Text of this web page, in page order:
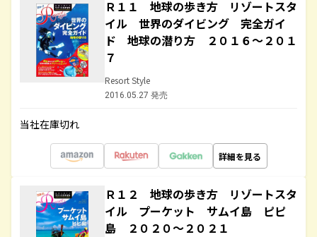
Ｒ１１ 地球の歩き方 リゾートスタ
イル 世界のダイビング 完全ガイ
ド 地球の潜り方 ２０１６～２０１
７
Resort Style
2016.05.27 発売
当社在庫切れ
詳細を見る
Ｒ１２ 地球の歩き方 リゾートスタ
イル プーケット サムイ島 ピピ
島 ２０２０～２０２１